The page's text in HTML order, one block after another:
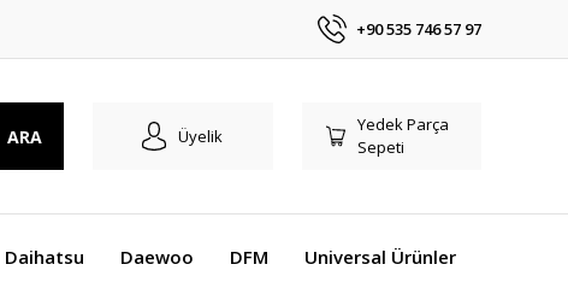
+90 535 746 57 97
ARA Üyelik
Yedek Parça
Sepeti
Daihatsu Daewoo DFM Universal Ürünler